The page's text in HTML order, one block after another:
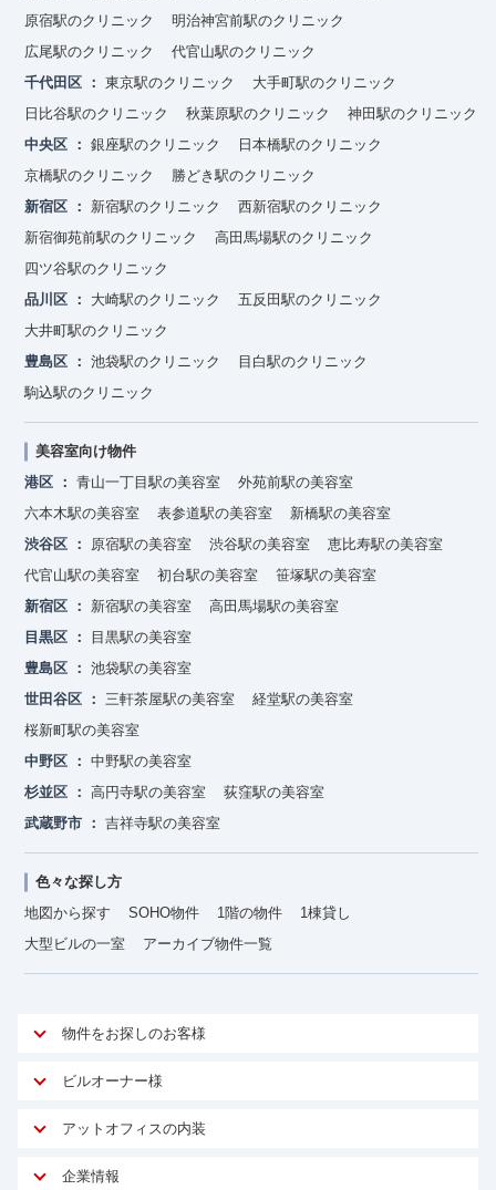
原宿駅のクリニック
明治神宮前駅のクリニック
広尾駅のクリニック
代官山駅のクリニック
千代田区
東京駅のクリニック
大手町駅のクリニック
日比谷駅のクリニック
秋葉原駅のクリニック
神田駅のクリニック
中央区
銀座駅のクリニック
日本橋駅のクリニック
京橋駅のクリニック
勝どき駅のクリニック
新宿区
新宿駅のクリニック
西新宿駅のクリニック
新宿御苑前駅のクリニック
高田馬場駅のクリニック
四ツ谷駅のクリニック
品川区
大崎駅のクリニック
五反田駅のクリニック
大井町駅のクリニック
豊島区
池袋駅のクリニック
目白駅のクリニック
駒込駅のクリニック
美容室向け物件
港区
青山一丁目駅の美容室
外苑前駅の美容室
六本木駅の美容室
表参道駅の美容室
新橋駅の美容室
渋谷区
原宿駅の美容室 渋谷駅の美容室
恵比寿駅の美容室
代官山駅の美容室
初台駅の美容室
笹塚駅の美容室
新宿区
新宿駅の美容室
高田馬場駅の美容室
目黒区
目黒駅の美容室
豊島区
池袋駅の美容室
世田谷区
三軒茶屋駅の美容室
経堂駅の美容室
桜新町駅の美容室
中野区
中野駅の美容室
杉並区
高円寺駅の美容室
荻窪駅の美容室
武蔵野市
吉祥寺駅の美容室
色々な探し方
地図から探す
SOHO物件 1階の物件
1棟貸し
大型ビルの一室
アーカイブ物件一覧
物件をお探しのお客様
アットオフィスが選ばれる理由
ご契約者様インタビュー
オフィスお役立ちコラム
ビルオーナー様
オーナー様向けサービス
マイソク作成
アットオフィスの内装
サービス内容
企業情報